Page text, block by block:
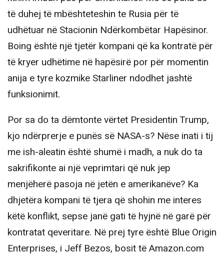
të duhej të mbështeteshin te Rusia për të
udhëtuar në Stacionin Ndërkombëtar Hapësinor.
Boing është një tjetër kompani që ka kontratë për
të kryer udhëtime në hapësirë por për momentin
anija e tyre kozmike Starliner ndodhet jashtë
funksionimit.
Por sa do ta dëmtonte vërtet Presidentin Trump,
kjo ndërprerje e punës së NASA-s? Nëse inati i tij
me ish-aleatin është shumë i madh, a nuk do ta
sakrifikonte ai një veprimtari që nuk jep
menjëherë pasoja në jetën e amerikanëve? Ka
dhjetëra kompani të tjera që shohin me interes
këtë konflikt, sepse janë gati të hyjnë në garë për
kontratat qeveritare. Në prej tyre është Blue Origin
Enterprises, i Jeff Bezos, bosit të Amazon.com